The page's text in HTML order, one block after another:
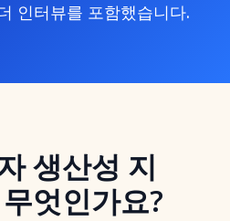
인터뷰를 포함했습니다.
생산성 지
엇인가요?